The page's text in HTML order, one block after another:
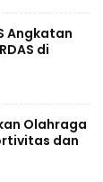
Angkatan
di
Olahraga
dan